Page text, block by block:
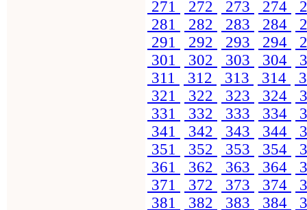
271
272 273 274
281
282 283 284
291
292 293 294
301
302 303 304
311
312 313 314
321
322 323 324
331
332 333 334
341
342 343 344
351
352 353 354
361
362 363 364
371
372 373 374
381
382 383 384